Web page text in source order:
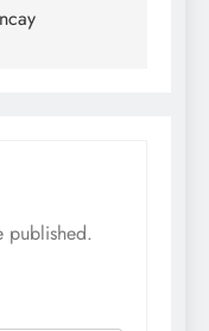
published.